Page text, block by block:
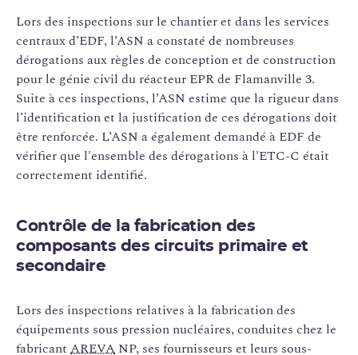
Lors des inspections sur le chantier et dans les services
centraux d’EDF, l’ASN a constaté de nombreuses
dérogations aux règles de conception et de construction
pour le génie civil du réacteur EPR de Flamanville 3.
Suite à ces inspections, l’ASN estime que la rigueur dans
l’identification et la justification de ces dérogations doit
être renforcée. L’ASN a également demandé à EDF de
vérifier que l'ensemble des dérogations à l'ETC-C était
correctement identifié.
Contrôle de la fabrication des
composants des circuits primaire et
secondaire
Lors des inspections relatives à la fabrication des
équipements sous pression nucléaires, conduites chez le
fabricant AREVA NP, ses fournisseurs et leurs sous-